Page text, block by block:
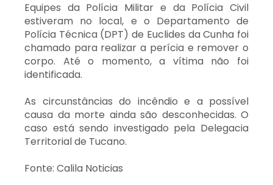
Equipes da Polícia Militar e da Polícia Civil
estiveram no local, e o Departamento de
Polícia Técnica (DPT) de Euclides da Cunha foi
chamado para realizar a perícia e remover o
corpo. Até o momento, a vítima não foi
identificada.
As circunstâncias do incêndio e a possível
causa da morte ainda são desconhecidas. O
caso está sendo investigado pela Delegacia
Territorial de Tucano.
Fonte: Calila Noticias